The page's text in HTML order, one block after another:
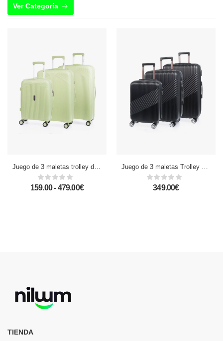
Ver Categoría
Juego de 3 maletas trolley de PP resistente a la rotura. Cerradura TSA numérica, 4 ruedas dobles giratorias 360°.
159.00 - 479.00€
Juego de 3 maletas Trolley en material ligero de ABS de alta resistencia. Cerradura numérica, 4 ruedas dobles giratorias 360°.
349.00€
TIENDA